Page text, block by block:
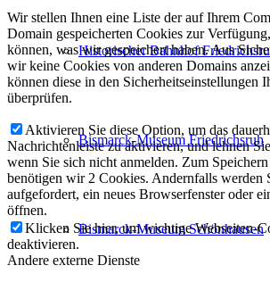
Historischer Bahnhof
Bismarck-Museum Friedrichsruh
Bismarck-Museum Schönhausen
Wir stellen Ihnen eine Liste der auf Ihrem
Domain gespeicherten Cookies zur
können, was wir gespeichert haben. Aus
wir keine Cookies von anderen Domains
können diese in den Sicherheitseinstellungen
überprüfen.
Aktivieren Sie diese Option, um das
Nachrichtenleiste zu aktivieren, und lehnen
wenn Sie sich nicht anmelden. Zum
benötigen wir 2 Cookies. Andernfalls werden
aufgefordert, ein neues Browserfenster oder
öffnen.
Klicken Sie hier, um wichtige Webseiten-
deaktivieren.
Andere externe Dienste